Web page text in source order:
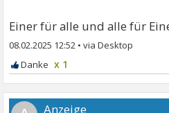
Einer für alle und alle für
08.02.2025 12:52 •
x 1